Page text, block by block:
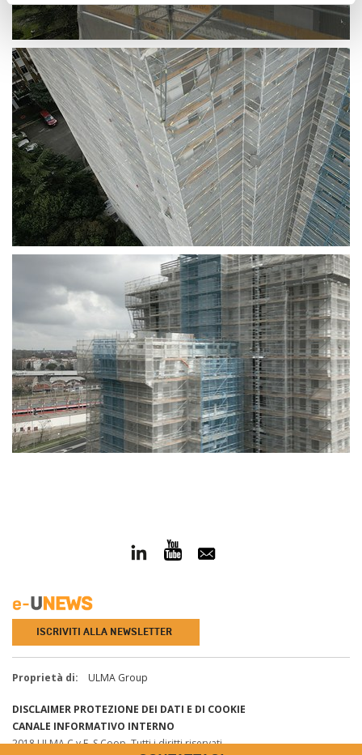
ISCRIVITI ALLA NEWSLETTER
Proprietà di: ULMA Group
DISCLAIMER PROTEZIONE DEI DATI E DI COOKIE
CANALE INFORMATIVO INTERNO
2018 ULMA C y E, S.Coop. Tutti i diritti riservati.